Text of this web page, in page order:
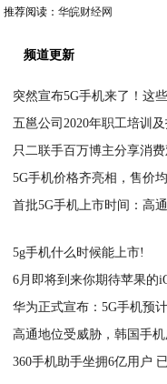
推荐阅读：华皖财经网
频道更新
突然宣布5G手机来了！这
五邕公司2020年职工培训
只二联手百万博主分享消
5G手机价格齐亮相，售价
首批5G手机上市时间：高
5g手机什么时候能上市!
6月即将到来你期待苹果的
华为正式宣布：5G手机预
高通地位受威胁，韩国手
360手机助手坐拥6亿用户